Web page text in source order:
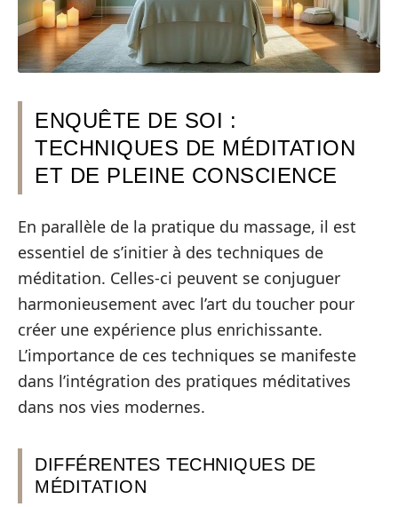
ENQUÊTE DE SOI :
TECHNIQUES DE MÉDITATION
ET DE PLEINE CONSCIENCE
En parallèle de la pratique du massage, il est
essentiel de s’initier à des techniques de
méditation. Celles-ci peuvent se conjuguer
harmonieusement avec l’art du toucher pour
créer une expérience plus enrichissante.
L’importance de ces techniques se manifeste
dans l’intégration des pratiques méditatives
dans nos vies modernes.
DIFFÉRENTES TECHNIQUES DE
MÉDITATION